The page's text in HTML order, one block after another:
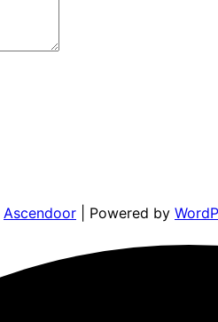
Ascendoor | Powered by